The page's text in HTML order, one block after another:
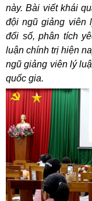
này. Bài viết khái
đội ngũ giảng viên
đổi số, phân tích
luận chính trị hiện
ngũ giảng viên lý
quốc gia.